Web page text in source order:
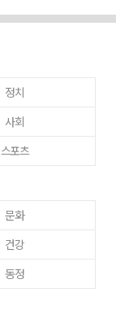
정치
사회
스포츠
문화
건강
동정